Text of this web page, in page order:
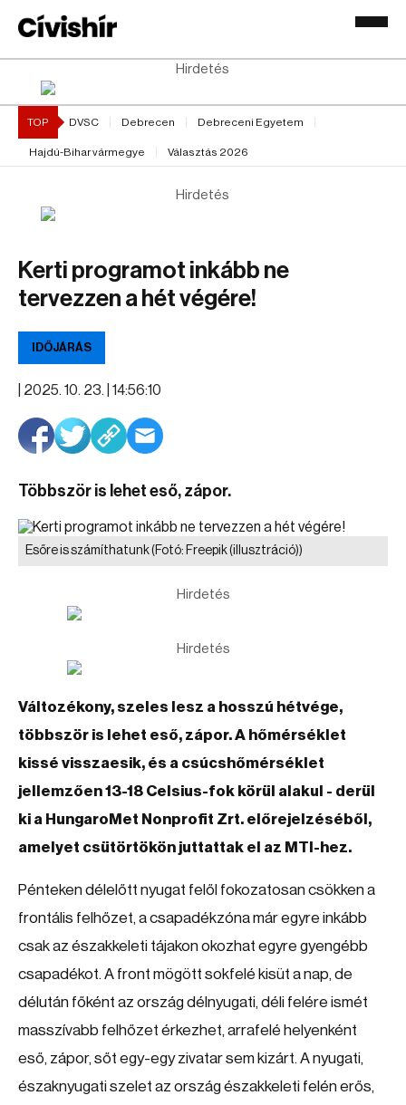
Hirdetés
TOP DVSC Debrecen Debreceni Egyetem
Hajdú-Bihar vármegye Választás 2026
Hirdetés
Kerti programot inkább ne
tervezzen a hét végére!
IDŐJÁRÁS
2025. 10. 23. | 14:56:10
Többször is lehet eső, zápor.
Esőre is számíthatunk(Fotó: Freepik (illusztráció))
Hirdetés
Hirdetés
Változékony, szeles lesz a hosszú hétvége,
többször is lehet eső, zápor. A hőmérséklet
kissé visszaesik, és a csúcshőmérséklet
jellemzően 13-18 Celsius-fok körül alakul - derül
ki a HungaroMet Nonprofit Zrt. előrejelzéséből,
amelyet csütörtökön juttattak el az MTI-hez.
Pénteken délelőtt nyugat felől fokozatosan csökken a
frontális felhőzet, a csapadékzóna már egyre inkább
csak az északkeleti tájakon okozhat egyre gyengébb
csapadékot. A front mögött sokfelé kisüt a nap, de
délután főként az ország délnyugati, déli felére ismét
masszívabb felhőzet érkezhet, arrafelé helyenként
eső, zápor, sőt egy-egy zivatar sem kizárt. A nyugati,
északnyugati szelet az ország északkeleti felén erős,